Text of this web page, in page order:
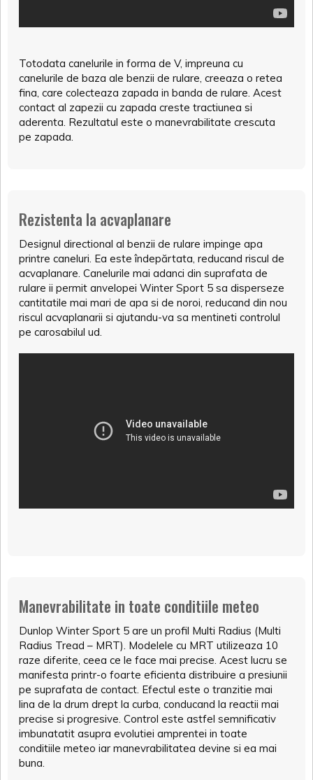
Totodata canelurile in forma de V, impreuna cu
canelurile de baza ale benzii de rulare, creeaza o retea
fina, care colecteaza zapada in banda de rulare. Acest
contact al zapezii cu zapada creste tractiunea si
aderenta. Rezultatul este o manevrabilitate crescuta
pe zapada.
Rezistenta la acvaplanare
Designul directional al benzii de rulare impinge apa
printre caneluri. Ea este îndepărtata, reducand riscul de
acvaplanare. Canelurile mai adanci din suprafata de
rulare ii permit anvelopei Winter Sport 5 sa disperseze
cantitatile mai mari de apa si de noroi, reducand din nou
riscul acvaplanarii si ajutandu-va sa mentineti controlul
pe carosabilul ud.
Manevrabilitate in toate conditiile meteo
Dunlop Winter Sport 5 are un profil Multi Radius (Multi
Radius Tread – MRT). Modelele cu MRT utilizeaza 10
raze diferite, ceea ce le face mai precise. Acest lucru se
manifesta printr-o foarte eficienta distribuire a presiunii
pe suprafata de contact. Efectul este o tranzitie mai
lina de la drum drept la curba, conducand la reactii mai
precise si progresive. Control este astfel semnificativ
imbunatatit asupra evolutiei amprentei in toate
conditiile meteo iar manevrabilitatea devine si ea mai
buna.